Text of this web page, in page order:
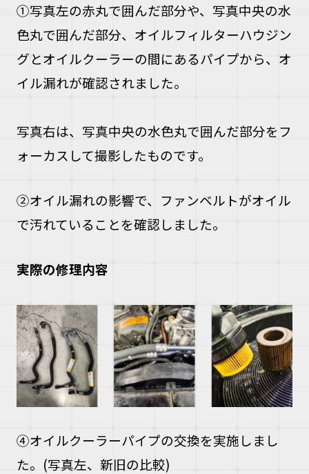
①写真左の赤丸で囲んだ部分や、写真中央の水
色丸で囲んだ部分、オイルフィルターハウジン
グとオイルクーラーの間にあるパイプから、オ
イル漏れが確認されました。
写真右は、写真中央の水色丸で囲んだ部分をフ
ォーカスして撮影したものです。
②オイル漏れの影響で、ファンベルトがオイル
で汚れていることを確認しました。
実際の修理内容
④オイルクーラーパイプの交換を実施しまし
た。(写真左、新旧の比較)